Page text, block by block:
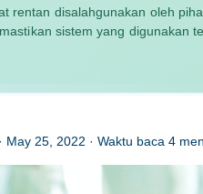
rentan disalahgunakan oleh
sistem yang digunakan
· May 25, 2022 · Waktu baca 4